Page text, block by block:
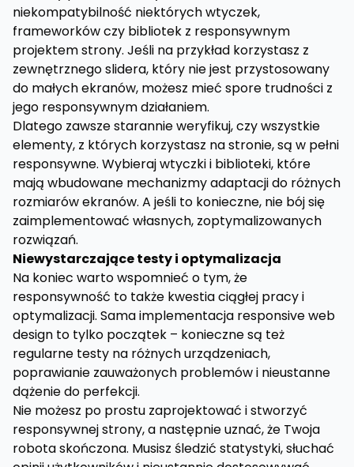
niekompatybilność niektórych wtyczek,
frameworków czy bibliotek z responsywnym
projektem strony. Jeśli na przykład korzystasz z
zewnętrznego slidera, który nie jest przystosowany
do małych ekranów, możesz mieć spore trudności z
jego responsywnym działaniem.
Dlatego zawsze starannie weryfikuj, czy wszystkie
elementy, z których korzystasz na stronie, są w pełni
responsywne. Wybieraj wtyczki i biblioteki, które
mają wbudowane mechanizmy adaptacji do różnych
rozmiarów ekranów. A jeśli to konieczne, nie bój się
zaimplementować własnych, zoptymalizowanych
rozwiązań.
Niewystarczające testy i optymalizacja
Na koniec warto wspomnieć o tym, że
responsywność to także kwestia ciągłej pracy i
optymalizacji. Sama implementacja responsive web
design to tylko początek – konieczne są też
regularne testy na różnych urządzeniach,
poprawianie zauważonych problemów i nieustanne
dążenie do perfekcji.
Nie możesz po prostu zaprojektować i stworzyć
responsywnej strony, a następnie uznać, że Twoja
robota skończona. Musisz śledzić statystyki, słuchać